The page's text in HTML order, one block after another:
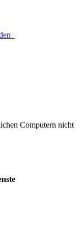
Computern nicht